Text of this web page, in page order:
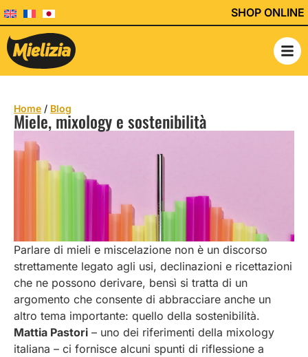
SHOP ONLINE
Home / Blog
Miele, mixology e sostenibilità
Parlare di mieli e miscelazione non è un discorso
strettamente legato agli usi, declinazioni e ricettazioni
che ne possono derivare, bensì si tratta di un
argomento che consente di abbracciare anche un
altro tema importante: quello della sostenibilità.
Mattia Pastori – uno dei riferimenti della mixology
italiana – ci fornisce alcuni spunti di riflessione a